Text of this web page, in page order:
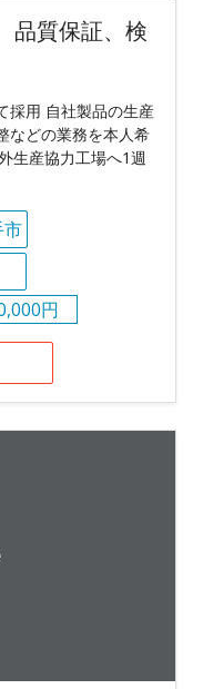
品質保証、検
採用 自社製品の生産
などの業務を本人希
生産協力工場へ1週
円